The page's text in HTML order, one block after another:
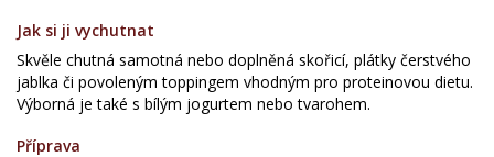
Jak si ji vychutnat
Skvěle chutná samotná nebo doplněná skořicí, plátky čerstvého
jablka či povoleným toppingem vhodným pro proteinovou dietu.
Výborná je také s bílým jogurtem nebo tvarohem.
Příprava